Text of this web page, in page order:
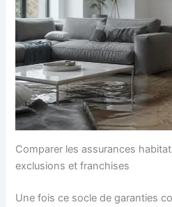
Comparer les assurances
exclusions et franchises
Une fois ce socle de garanties